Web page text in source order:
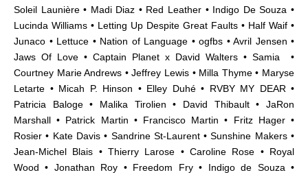
Soleil Launière • Madi Diaz • Red Leather • Indigo De Souza •
Lucinda Williams • Letting Up Despite Great Faults • Half Waif •
Junaco • Lettuce • Nation of Language • ogfbs • Avril Jensen •
Jaws Of Love • Captain Planet x David Walters • Samia •
Courtney Marie Andrews • Jeffrey Lewis • Milla Thyme • Maryse
Letarte • Micah P. Hinson • Elley Duhé • RVBY MY DEAR •
Patricia Baloge • Malika Tirolien • David Thibault • JaRon
Marshall • Patrick Martin • Francisco Martin • Fritz Hager •
Rosier • Kate Davis• Sandrine St-Laurent•Sunshine Makers•
Jean-Michel Blais • Thierry Larose • Caroline Rose • Royal
Wood • Jonathan Roy • Freedom Fry • Indigo de Souza •